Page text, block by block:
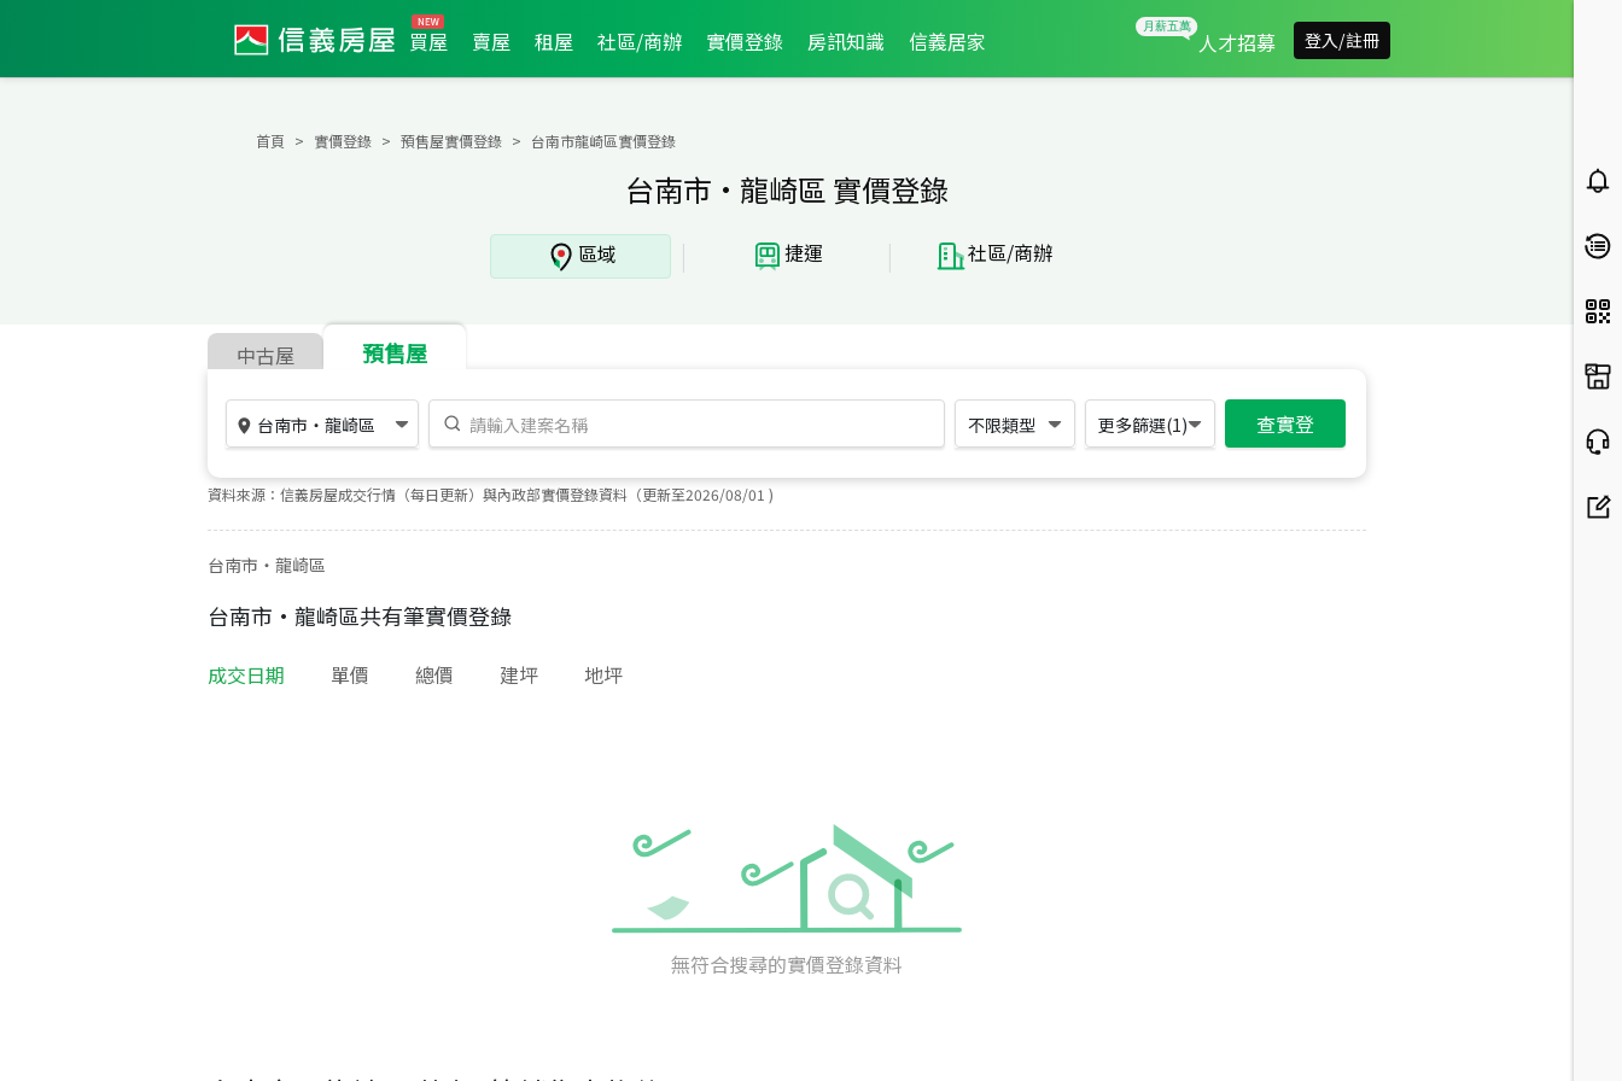
買屋 賣屋 租屋 社區/商辦 實價登錄 房訊知識 信義居家 人才招募 登入/註冊
首頁 實價登錄 預售屋實價登錄 台南市龍崎區實價登錄
台南市·龍崎區 實價登錄
區域 | 捷運 | 社區/商辦
中古屋 預售屋
台南市 ・ 龍崎區 不限類型 更多篩選(1) 查實登
資料來源：信義房屋成交行情（每日更新）與內政部實價登錄資料（更新至2026/08/01 )
台南市・龍崎區
台南市 · 龍崎區共有筆實價登錄
成交日期 單價 總價 建坪 地坪
無符合搜尋的實價登錄資料